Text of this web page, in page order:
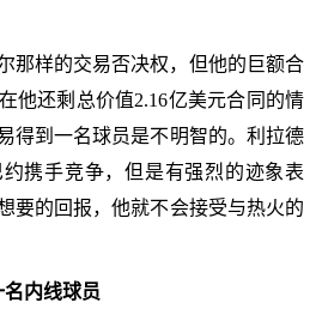
那样的交易否决权，但他的巨额合
他还剩总价值2.16亿美元合同的情
得到一名球员是不明智的。利拉德
携手竞争，但是有强烈的迹象表
要的回报，他就不会接受与热火的
内线球员